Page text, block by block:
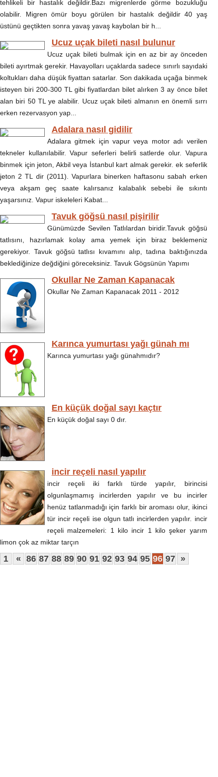
tehlikeli bir hastalık değildir.Bazı migrenlerde görme bozukluğu
olabilir. Migren ömür boyu görülen bir hastalık değildir 40 yaş
üstünü geçtikten sonra yavaş yavaş kaybolan bir h...
Ucuz uçak bileti nasıl bulunur
Ucuz uçak bileti bulmak için en az bir ay önceden
bileti ayırtmak gerekir. Havayolları uçaklarda sadece sınırlı sayıdaki
koltukları daha düşük fiyattan satarlar. Son dakikada uçağa binmek
isteyen biri 200-300 TL gibi fiyatlardan bilet alırken 3 ay önce bilet
alan biri 50 TL ye alabilir. Ucuz uçak bileti almanın en önemli sırrı
erken rezervasyon yap...
Adalara nasıl gidilir
Adalara gitmek için vapur veya motor adı verilen
tekneler kullanılabilir. Vapur seferleri belirli satlerde olur. Vapura
binmek için jeton, Akbil veya İstanbul kart almak gerekir. ek seferlik
jeton 2 TL dir (2011). Vapurlara binerken haftasonu sabah erken
veya akşam geç saate kalırsanız kalabalık sebebi ile sıkıntı
yaşarsınız. Vapur iskeleleri Kabat...
Tavuk göğsü nasıl pişirilir
Günümüzde Sevilen Tatlılardan biridir.Tavuk göğsü
tatlısını, hazırlamak kolay ama yemek için biraz beklemeniz
gerekiyor. Tavuk göğsü tatlısı kıvamını alıp, tadına baktığınızda
beklediğinize değdiğini göreceksiniz. Tavuk Gögsünün Yapımı
Okullar Ne Zaman Kapanacak
Okullar Ne Zaman Kapanacak 2011 - 2012
Karınca yumurtası yağı günah mı
Karınca yumurtası yağı günahmıdır?
En küçük doğal sayı kaçtır
En küçük doğal sayı 0 dır.
incir reçeli nasıl yapılır
incir reçeli iki farklı türde yapılır, birincisi
olgunlaşmamış incirlerden yapılır ve bu incirler
henüz tatlanmadığı için farklı bir aroması olur, ikinci
tür incir reçeli ise olgun tatlı incirlerden yapılır. incir
reçeli malzemeleri: 1 kilo incir 1 kilo şeker yarım
limon çok az miktar tarçın
1 « 86 87 88 89 90 91 92 93 94 95 96 97 »